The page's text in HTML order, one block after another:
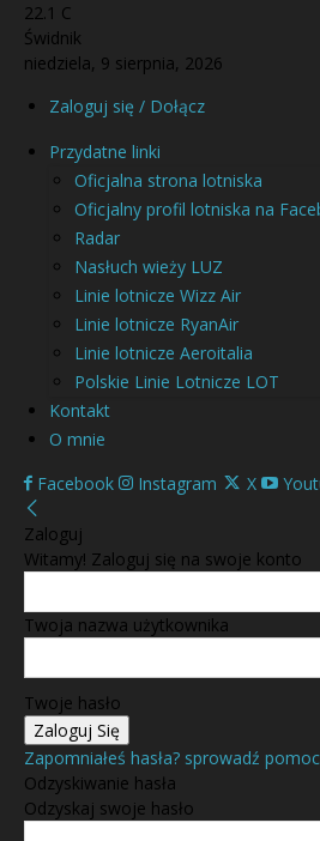
22.1 C
Świdnik
niedziela, 9 sierpnia, 2026
Zaloguj się / Dołącz
Przydatne linki
Oficjalna strona lotniska
Oficjalny profil lotniska na
Radar
Nasłuch wieży LUZ
Linie lotnicze Wizz Air
Linie lotnicze RyanAir
Linie lotnicze Aeroitalia
Polskie Linie Lotnicze LOT
Kontakt
O mnie
Facebook
Instagram X
Zaloguj
Witamy! Zaloguj się na swoje konto
Twoja nazwa użytkownika
Twoje hasło
Zapomniałeś hasła? sprowadź pomoc
Odzyskiwanie hasła
Odzyskaj swoje hasło